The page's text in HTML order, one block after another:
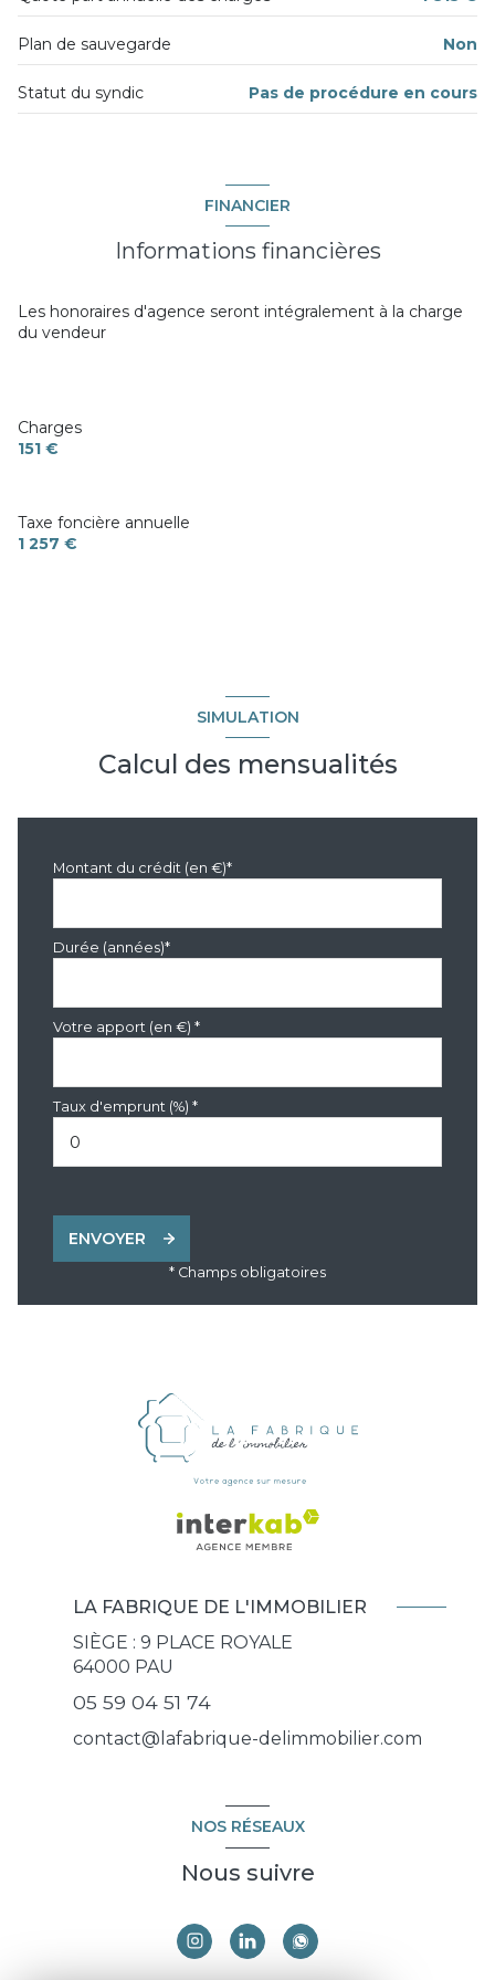
chambre
17.42 m²
cave
5.59 m²
Plan de sauvegarde Non
Statut du syndic Pas de procédure en cours
FINANCIER
Informations financières
Les honoraires d'agence seront intégralement à la charge
du vendeur
Charges
151 €
Taxe foncière annuelle
1 257 €
SIMULATION
Calcul des mensualités
Montant du crédit (en €)*
Durée (années)*
Votre apport (en €) *
Taux d'emprunt (%) *
ENVOYER
* Champs obligatoires
LA FABRIQUE DE L'IMMOBILIER
SIÈGE : 9 PLACE ROYALE
64000 PAU
05 59 04 51 74
contact@lafabrique-delimmobilier.com
NOS RÉSEAUX
Nous suivre